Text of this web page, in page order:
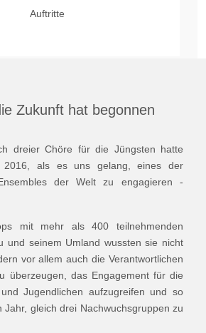
Auftritte
Zukunft hat begonnen
dreier Chöre für die Jüngsten hatte
2016, als es uns gelang, eines der
der Welt zu engagieren -
mit mehr als 400 teilnehmenden
und seinem Umland wussten sie nicht
vor allem auch die Verantwortlichen
überzeugen, das Engagement für die
Jugendlichen aufzugreifen und so
Jahr, gleich drei Nachwuchsgruppen zu